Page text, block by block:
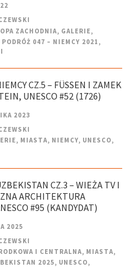
ZACHODNIA, GALERIE,
PODRÓŻ 047 – NIEMCY 2021 ,
CZ.5 – FÜSSEN I ZAMEK
UNESCO #52 (1726)
2023
, MIASTA, NIEMCY, UNESCO,
CZ.3 – WIEŻA TV I
ARCHITEKTURA
#95 (KANDYDAT)
2025
I CENTRALNA, MIASTA,
2025, UNESCO,